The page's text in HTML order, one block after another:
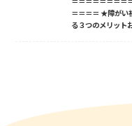
＝＝＝＝ ★障がい
る３つのメリッ